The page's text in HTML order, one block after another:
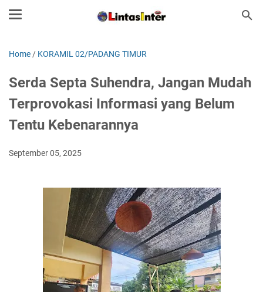
Home / KORAMIL 02/PADANG TIMUR
Serda Septa Suhendra, Jangan Mudah
Terprovokasi Informasi yang Belum
Tentu Kebenarannya
September 05, 2025